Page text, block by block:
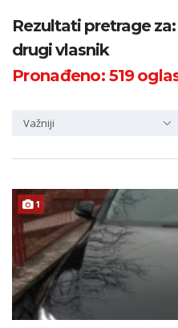
Kategorija
Županija
Rezultati pretrage
drugi vlasnik
Pronađeno:519
Važniji
1